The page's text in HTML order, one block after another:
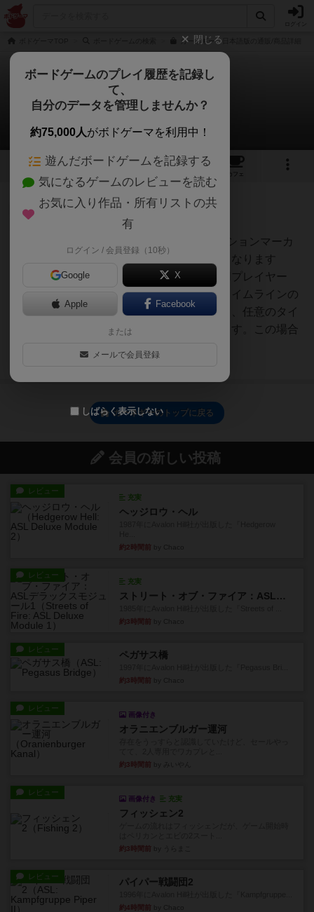
カーネギー 日本語版の通販/商品詳細
カーネギー
1件のルール/インスト
4 10
カフェ
376名
分かりにくい部分7ページ「アクションマーカ
ーが終了タイルに到達したらどうなります
か？」下記はマニュアルから引用プレイヤー
は、アクションマーカーがそのタイムラインの
最後のスペースに到達していても、任意のタイ
ムラインを選択することができます。この場合
皇帝
カーネギーのトップに戻る
会員の新しい投稿
レビュー
充実
ヘッジロウ・ヘル
約2時間前
レビュー
充実
ストリート・オブ・ファイア：ASLデラックスモジュール1
約3時間前
レビュー ペガサス橋
約3時間前
レビュー
画像付き
オラニエンブルガー運河
約3時間前
レビュー
画像付き 充実
フィッシェン2
約3時間前
レビュー パイパー戦闘団2
約4時間前
閉じる
ボードゲームのプレイ履歴を記録し
て、
自分のデータを管理しませんか？
約75,000人がボドゲーマを利用中！
遊んだボードゲームを記録する
気になるゲームのレビューを読む
お気に入り作品・所有リストの共
有
ログイン / 会員登録（10秒）
Google X
Apple Facebook
または
メールで会員登録
しばらく表示しない